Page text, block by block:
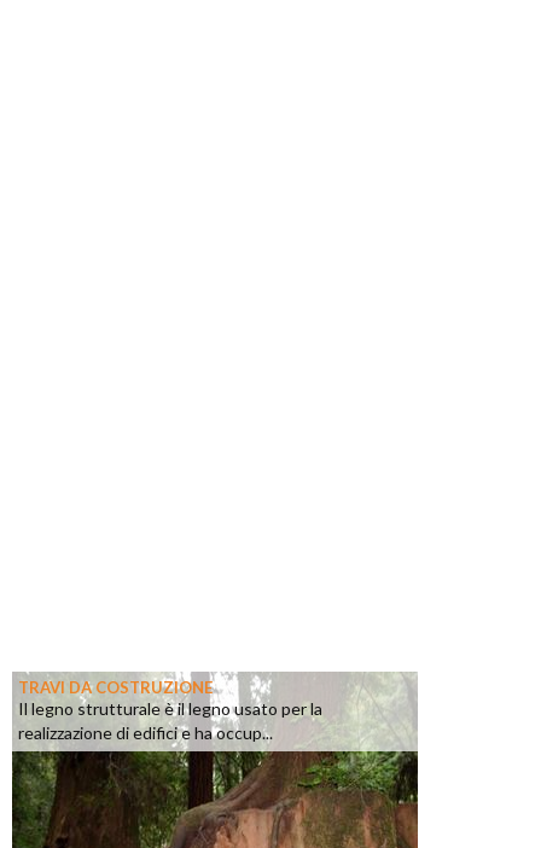
TRAVI DA COSTRUZIONE
Il legno strutturale è il legno usato per la
realizzazione di edifici e ha occup...